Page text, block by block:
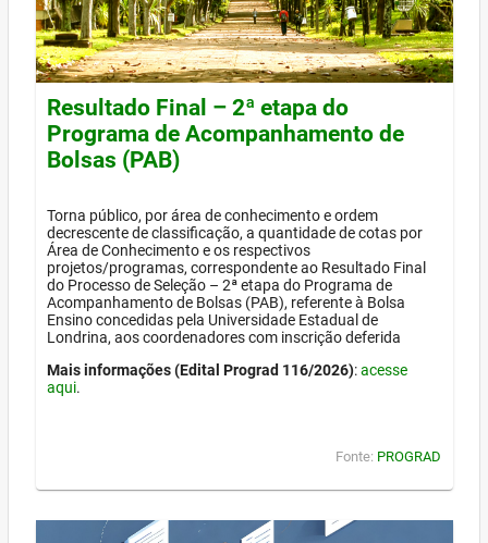
Resultado Final – 2ª etapa do
Programa de Acompanhamento de
Bolsas (PAB)
Torna público, por área de conhecimento e ordem
decrescente de classificação, a quantidade de cotas por
Área de Conhecimento e os respectivos
projetos/programas, correspondente ao Resultado Final
do Processo de Seleção – 2ª etapa do Programa de
Acompanhamento de Bolsas (PAB), referente à Bolsa
Ensino concedidas pela Universidade Estadual de
Londrina, aos coordenadores com inscrição deferida
Mais informações (Edital Prograd 116/2026):acesse
aqui.
Fonte: PROGRAD